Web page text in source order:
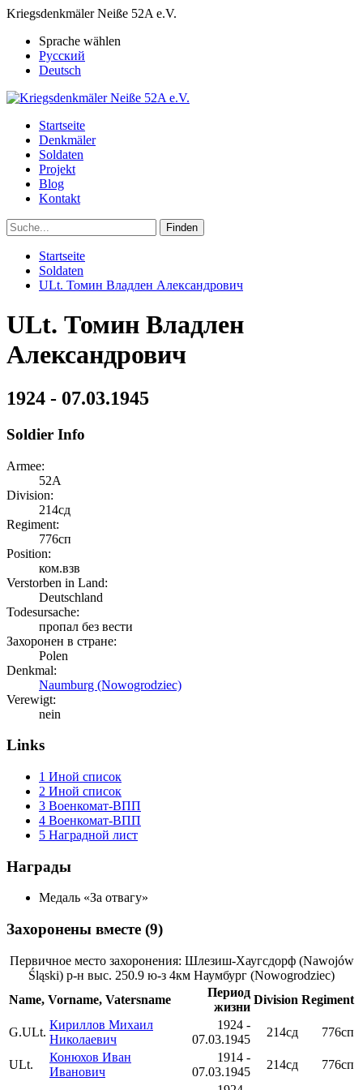
Kriegsdenkmäler Neiße 52A e.V.
Sprache wählen
Русский
Deutsch
Startseite
Denkmäler
Soldaten
Projekt
Blog
Kontakt
Finden
Startseite
Soldaten
ULt. Томин Владлен Александрович
ULt. Томин Владлен
Александрович
1924 - 07.03.1945
Soldier Info
Armee:
52А
Division:
214сд
Regiment:
776сп
Position:
ком.взв
Verstorben in Land:
Deutschland
Todesursache:
пропал без вести
Захоронен в стране:
Polen
Denkmal:
Naumburg (Nowogrodziec)
Verewigt:
nein
Links
1 Иной список
2 Иной список
3 Военкомат-ВПП
4 Военкомат-ВПП
5 Наградной лист
Награды
Медаль «За отвагу»
Захоронены вместе (9)
Первичное место захоронения: Шлезиш-Хаугсдорф (Nawojów
Śląski) р-н выс. 250.9 ю-з 4км Наумбург (Nowogrodziec)
Name, Vorname, Vatersname
Период
жизни
Division Regiment
G.ULt.
Кириллов Михаил
Николаевич
1924 -
07.03.1945
214сд 776сп
ULt.
Конюхов Иван
Иванович
1914 -
07.03.1945
214сд 776сп